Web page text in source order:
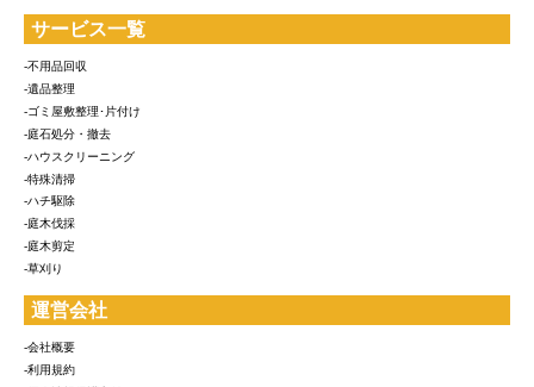
サービス一覧
-不用品回収
-遺品整理
-ゴミ屋敷整理･片付け
-庭石処分・撤去
-ハウスクリーニング
-特殊清掃
-ハチ駆除
-庭木伐採
-庭木剪定
-草刈り
運営会社
-会社概要
-利用規約